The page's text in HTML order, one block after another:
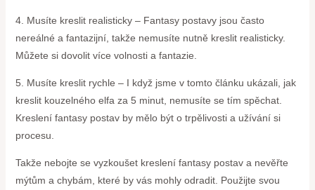
4. Musíte kreslit realisticky – Fantasy postavy jsou často
nereálné a fantazijní, takže nemusíte nutně kreslit realisticky.
Můžete si dovolit více volnosti a fantazie.
5. Musíte kreslit rychle – I když jsme v tomto článku ukázali, jak
kreslit kouzelného elfa za 5 minut, nemusíte se tím spěchat.
Kreslení fantasy postav by mělo být o trpělivosti a užívání si
procesu.
Takže nebojte se vyzkoušet kreslení fantasy postav a nevěřte
mýtům a chybám, které by vás mohly odradit. Použijte svou